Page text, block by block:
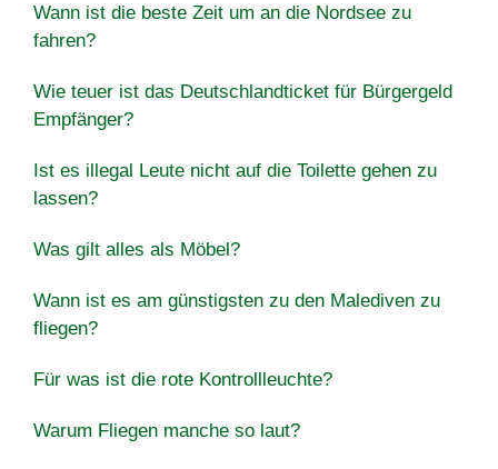
Wann ist die beste Zeit um an die Nordsee zu
fahren?
Wie teuer ist das Deutschlandticket für Bürgergeld
Empfänger?
Ist es illegal Leute nicht auf die Toilette gehen zu
lassen?
Was gilt alles als Möbel?
Wann ist es am günstigsten zu den Malediven zu
fliegen?
Für was ist die rote Kontrollleuchte?
Warum Fliegen manche so laut?